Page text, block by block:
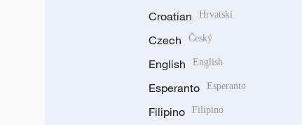
Croatian Hrvatski
Czech Český
English English
Esperanto Esperanto
Filipino Filipino